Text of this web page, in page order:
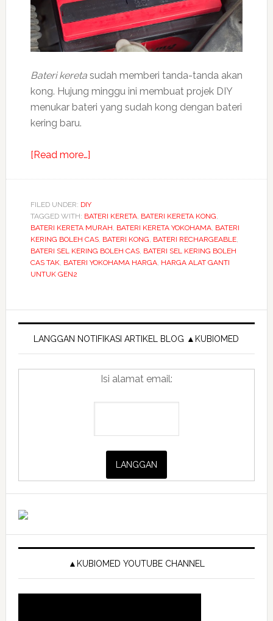
Bateri keretasudah memberi tanda-tanda akan
kong. Hujung minggu ini membuat projek DIY
menukar bateri yang sudah kong dengan bateri
kering baru.
[Read more…]about
minggu
diy
tukar
bateri
kereta
FILED UNDER: DIY
TAGGED WITH: BATERI KERETA, BATERI KERETA KONG,
BATERI KERETA MURAH, BATERI KERETA YOKOHAMA, BATERI
KERING BOLEH CAS, BATERI KONG, BATERI RECHARGEABLE,
BATERI SEL KERING BOLEH CAS, BATERI SEL KERING BOLEH
CAS TAK, BATERI YOKOHAMA HARGA, HARGA ALAT GANTI
UNTUK GEN2
Primary
Sidebar
LANGGAN NOTIFIKASI ARTIKEL BLOG ▲KUBIOMED
Isi alamat email:
▲KUBIOMED YOUTUBE CHANNEL